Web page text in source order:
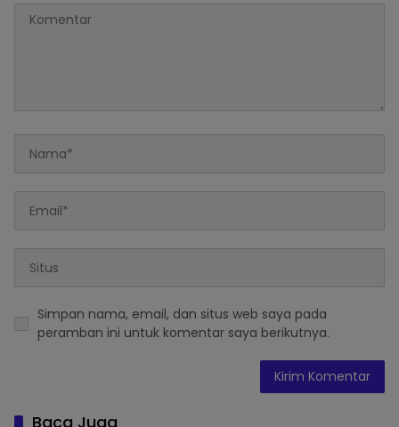
Simpan nama, email, dan situs web saya pada
peramban ini untuk komentar saya berikutnya.
Baca Juga